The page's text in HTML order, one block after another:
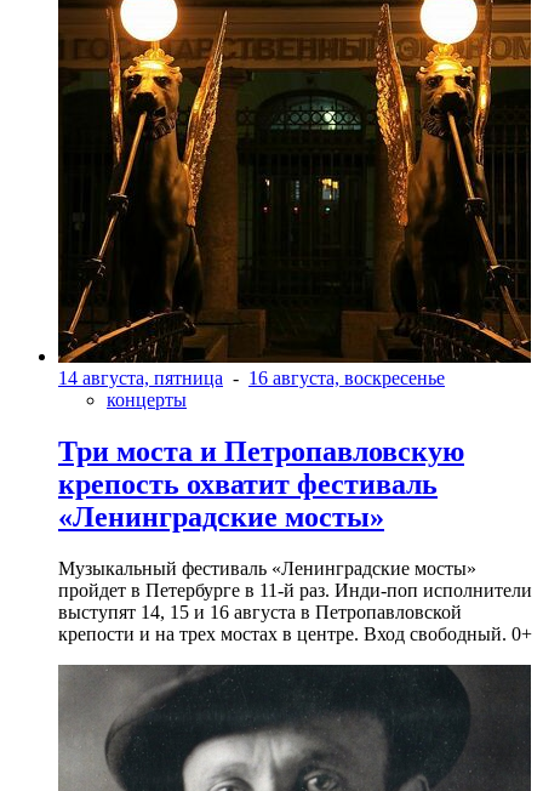
14 августа, пятница - 16 августа, воскресенье
концерты
Три моста и Петропавловскую
крепость охватит фестиваль
«Ленинградские мосты»
Музыкальный фестиваль «Ленинградские мосты»
пройдет в Петербурге в 11-й раз. Инди-поп исполнители
выступят 14, 15 и 16 августа в Петропавловской
крепости и на трех мостах в центре. Вход свободный. 0+